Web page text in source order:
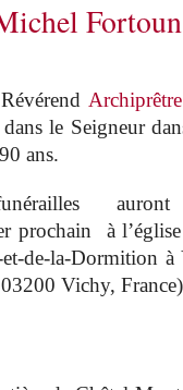
le Seigneur
ans.
prochain à
et-de-la-Dormition
Vichy,